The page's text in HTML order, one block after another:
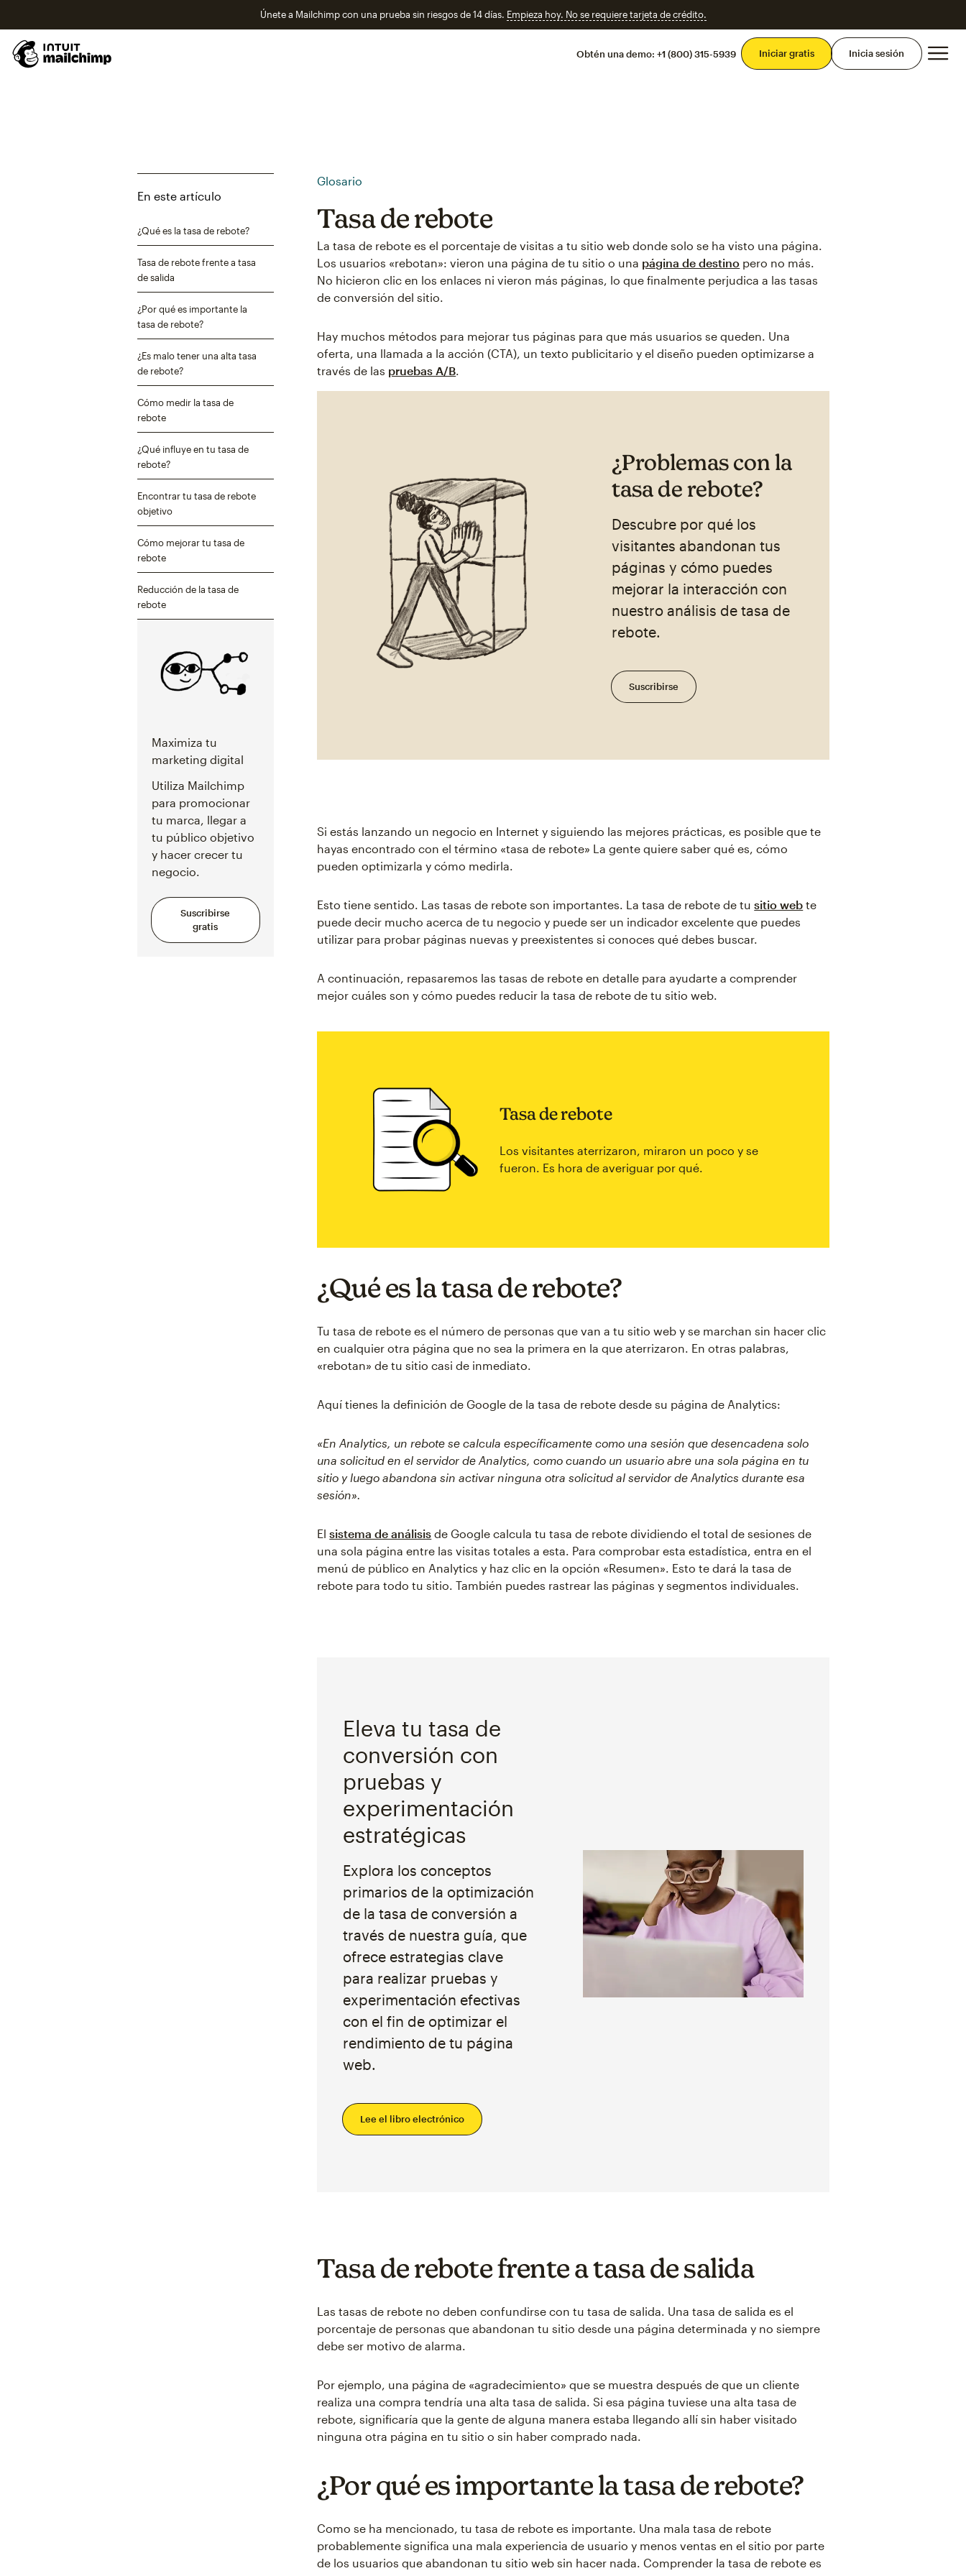
Únete a Mailchimp con una prueba sin riesgos de 14 días. Empieza hoy. No se requiere tarjeta de crédito.
Obtén una demo: +1 (800) 315-5939 Iniciar gratis Inicia sesión
En este artículo
¿Qué es la tasa de rebote?
Tasa de rebote frente a tasa
de salida
¿Por qué es importante la
tasa de rebote?
¿Es malo tener una alta tasa
de rebote?
Cómo medir la tasa de
rebote
¿Qué influye en tu tasa de
rebote?
Encontrar tu tasa de rebote
objetivo
Cómo mejorar tu tasa de
rebote
Reducción de la tasa de
rebote
Maximiza tu
marketing digital
Utiliza Mailchimp
para promocionar
tu marca, llegar a
tu público objetivo
y hacer crecer tu
negocio.
Suscribirse
gratis
Glosario
Tasa de rebote
La tasa de rebote es el porcentaje de visitas a tu sitio web donde solo se ha visto una página.
Los usuarios «rebotan»: vieron una página de tu sitio o una página de destino pero no más.
No hicieron clic en los enlaces ni vieron más páginas, lo que finalmente perjudica a las tasas
de conversión del sitio.
Hay muchos métodos para mejorar tus páginas para que más usuarios se queden. Una
oferta, una llamada a la acción (CTA), un texto publicitario y el diseño pueden optimizarse a
través de las pruebas A/B.
¿Problemas con la
tasa de rebote?
Descubre por qué los
visitantes abandonan tus
páginas y cómo puedes
mejorar la interacción con
nuestro análisis de tasa de
rebote.
Suscribirse
Si estás lanzando un negocio en Internet y siguiendo las mejores prácticas, es posible que te
hayas encontrado con el término «tasa de rebote» La gente quiere saber qué es, cómo
pueden optimizarla y cómo medirla.
Esto tiene sentido. Las tasas de rebote son importantes. La tasa de rebote de tusitio web te
puede decir mucho acerca de tu negocio y puede ser un indicador excelente que puedes
utilizar para probar páginas nuevas y preexistentes si conoces qué debes buscar.
A continuación, repasaremos las tasas de rebote en detalle para ayudarte a comprender
mejor cuáles son y cómo puedes reducir la tasa de rebote de tu sitio web.
Tasa de rebote
Los visitantes aterrizaron, miraron un poco y se
fueron. Es hora de averiguar por qué.
¿Qué es la tasa de rebote?
Tu tasa de rebote es el número de personas que van a tu sitio web y se marchan sin hacer clic
en cualquier otra página que no sea la primera en la que aterrizaron. En otras palabras,
«rebotan» de tu sitio casi de inmediato.
Aquí tienes la definición de Google de la tasa de rebote desde su página de Analytics:
«En Analytics, un rebote se calcula específicamente como una sesión que desencadena solo
una solicitud en el servidor de Analytics, como cuando un usuario abre una sola página en tu
sitio y luego abandona sin activar ninguna otra solicitud al servidor de Analytics durante esa
sesión».
Elsistema de análisis de Google calcula tu tasa de rebote dividiendo el total de sesiones de
una sola página entre las visitas totales a esta. Para comprobar esta estadística, entra en el
menú de público en Analytics y haz clic en la opción «Resumen». Esto te dará la tasa de
rebote para todo tu sitio. También puedes rastrear las páginas y segmentos individuales.
Eleva tu tasa de
conversión con
pruebas y
experimentación
estratégicas
Explora los conceptos
primarios de la optimización
de la tasa de conversión a
través de nuestra guía, que
ofrece estrategias clave
para realizar pruebas y
experimentación efectivas
con el fin de optimizar el
rendimiento de tu página
web.
Lee el libro electrónico
Tasa de rebote frente a tasa de salida
Las tasas de rebote no deben confundirse con tu tasa de salida. Una tasa de salida es el
porcentaje de personas que abandonan tu sitio desde una página determinada y no siempre
debe ser motivo de alarma.
Por ejemplo, una página de «agradecimiento» que se muestra después de que un cliente
realiza una compra tendría una alta tasa de salida. Si esa página tuviese una alta tasa de
rebote, significaría que la gente de alguna manera estaba llegando allí sin haber visitado
ninguna otra página en tu sitio o sin haber comprado nada.
¿Por qué es importante la tasa de rebote?
Como se ha mencionado, tu tasa de rebote es importante. Una mala tasa de rebote
probablemente significa una mala experiencia de usuario y menos ventas en el sitio por parte
de los usuarios que abandonan tu sitio web sin hacer nada. Comprender la tasa de rebote es